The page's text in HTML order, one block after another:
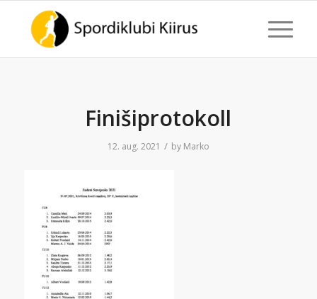
Finišiprotokoll
12. aug. 2021 / by Marko